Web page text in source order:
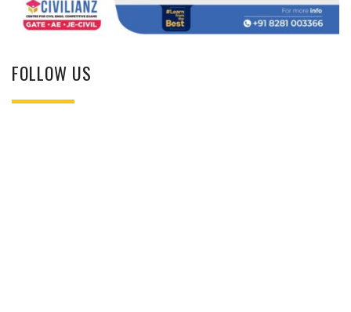
FOLLOW US